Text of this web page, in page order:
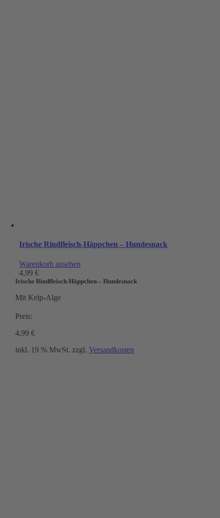
Irische Rindfleisch-Häppchen – Hundesnack
Warenkorb ansehen
4,99€
Irische Rindfleisch-Häppchen – Hundesnack
Mit Kelp-Alge
Preis:
4,99€
inkl. 19 % MwSt. zzgl.Versandkosten